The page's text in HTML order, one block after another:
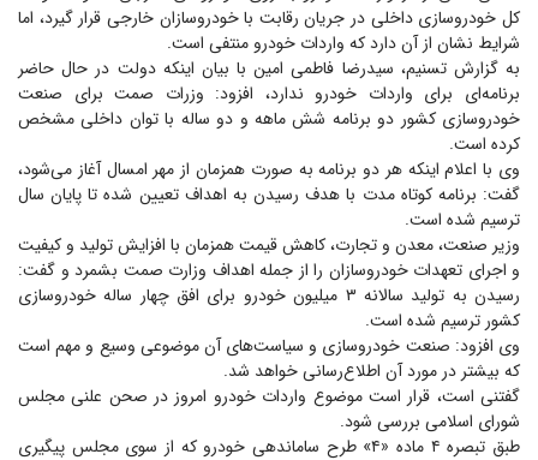
کل خودروسازی داخلی در جریان رقابت با خودروسازان خارجی قرار گیرد، اما
شرایط نشان از آن دارد که واردات خودرو منتفی است.
به گزارش تسنیم، سیدرضا فاطمی امین با بیان اینکه دولت در حال حاضر
برنامه‌ای برای واردات خودرو ندارد، افزود: وزرات صمت برای صنعت
خودروسازی کشور دو برنامه شش ماهه و دو ساله با توان داخلی مشخص
کرده است.
وی با اعلام اینکه هر دو برنامه به صورت همزمان از مهر امسال آغاز می‌شود،
گفت: برنامه کوتاه مدت با هدف رسیدن به اهداف تعیین شده تا پایان سال
ترسیم شده است.
وزیر صنعت، معدن و تجارت، کاهش قیمت همزمان با افزایش تولید و کیفیت
و اجرای تعهدات خودروسازان را از جمله اهداف وزارت صمت بشمرد و گفت:
رسیدن به تولید سالانه ۳ میلیون خودرو برای افق چهار ساله خودروسازی
کشور ترسیم شده است.
وی افزود: صنعت خودروسازی و سیاست‌های آن موضوعی وسیع و مهم است
که بیشتر در مورد آن اطلاع‌رسانی خواهد شد.
گفتنی است، قرار است موضوع واردات خودرو امروز در صحن علنی مجلس
شورای اسلامی بررسی شود.
طبق تبصره ۴ ماده «۴» طرح ساماندهی خودرو که از سوی مجلس پیگیری